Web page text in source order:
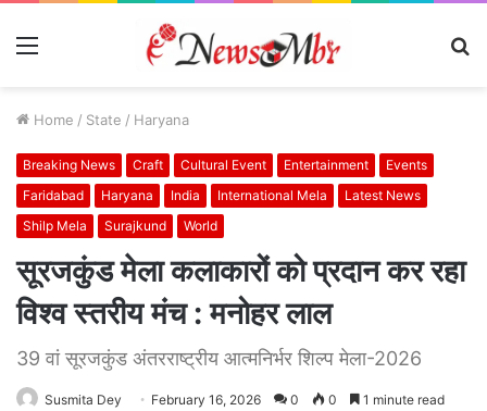
Menu
Home / State / Haryana
Breaking News Craft Cultural Event Entertainment
Events
Faridabad
Haryana India International Mela
Latest News
Shilp Mela
Surajkund World
सूरजकुंड मेला कलाकारों को प्रदान कर रहा
विश्व स्तरीय मंच : मनोहर लाल
39 वां सूरजकुंड अंतरराष्ट्रीय आत्मनिर्भर शिल्प मेला-2026
Susmita Dey February 16, 2026 0 0 1 minute read